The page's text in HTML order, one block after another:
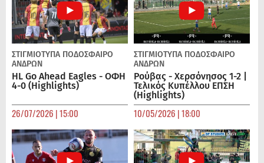
ΣΤΙΓΜΙΟΤΥΠΑ ΠΟΔΌΣΦΑΙΡΟ
ΑΝΔΡΏΝ
HL Go Ahead Eagles - ΟΦΗ
4-0 (Highlights)
26/07/2026 | 15:00
ΣΤΙΓΜΙΟΤΥΠΑ ΠΟΔΌΣΦΑΙΡΟ
ΑΝΔΡΏΝ
Ρούβας - Χερσόνησος 1-2 |
Τελικός Κυπέλλου ΕΠΣΗ
(Highlights)
10/05/2026 | 18:00